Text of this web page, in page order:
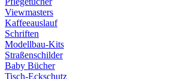
Viewmasters
Kaffeeauslauf
Schriften
Modellbau-Kits
Straßenschilder
Baby Bücher
Tisch-Eckschutz